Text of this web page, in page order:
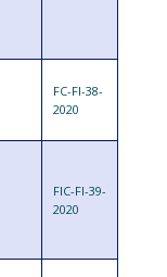
FC-FI-38-
2020
FIC-FI-39-
2020